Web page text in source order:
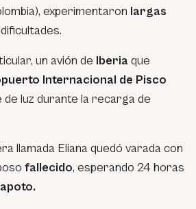
experimentaron largas
un avión de Iberia que
Internacional de Pisco
luz durante la recarga de
llamada Eliana quedó varada con
fallecido, esperando 24 horas